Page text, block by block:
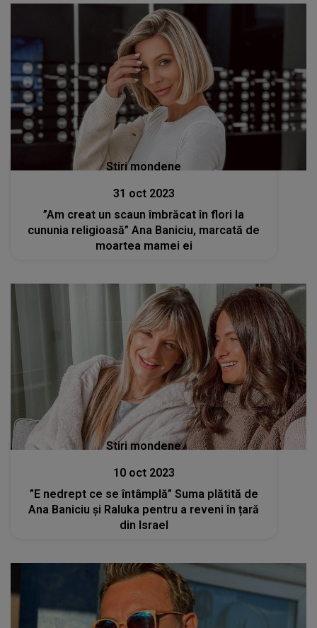
Stiri mondene
31 oct 2023
”Am creat un scaun îmbrăcat în flori la
cununia religioasă” Ana Baniciu, marcată de
moartea mamei ei
Stiri mondene
10 oct 2023
”E nedrept ce se întâmplă” Suma plătită de
Ana Baniciu și Raluka pentru a reveni în țară
din Israel